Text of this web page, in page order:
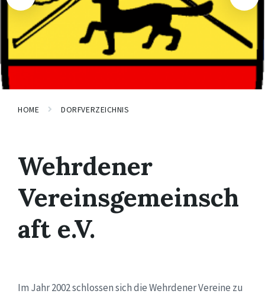
HOME DORFVERZEICHNIS
Wehrdener
Vereinsgemeinsch
aft e.V.
Im Jahr 2002 schlossen sich die Wehrdener Vereine zu